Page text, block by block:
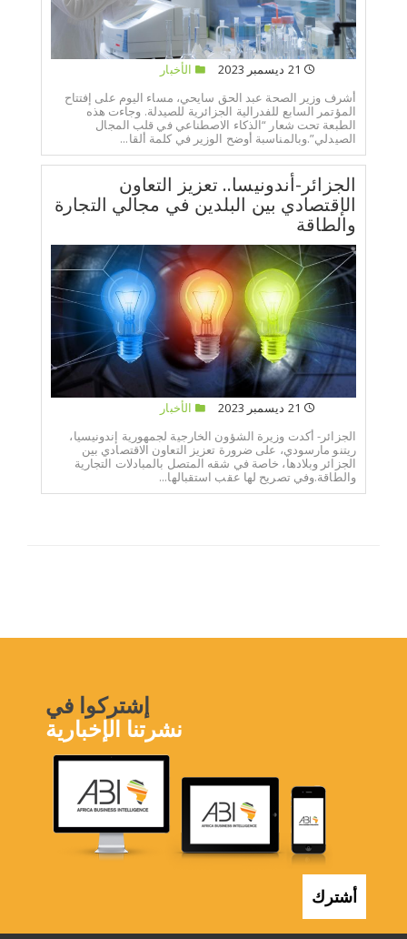
الأخبار
أشرف وزير الصحة عبد الحق سايحي، مساء اليوم على إفتتاح
المؤتمر السابع للفدرالية الجزائرية للصيدلة. وجاءت هذه
الطبعة تحت شعار “الذكاء الاصطناعي في قلب المجال
الصيدلي”.وبالمناسبة أوضح الوزير في كلمة ألقا...
الجزائر-أندونيسا.. تعزيز التعاون
الإقتصادي بين البلدين في مجالي التجارة
والطاقة
الأخبار
الجزائر- أكدت وزيرة الشؤون الخارجية لجمهورية إندونيسيا،
ريتنو مارسودي، على ضرورة تعزيز التعاون الاقتصادي بين
الجزائر وبلادها، خاصة في شقه المتصل بالمبادلات التجارية
والطاقة.وفي تصريح لها عقب استقبالها...
إشتركوا في
نشرتنا الإخبارية
أشترك